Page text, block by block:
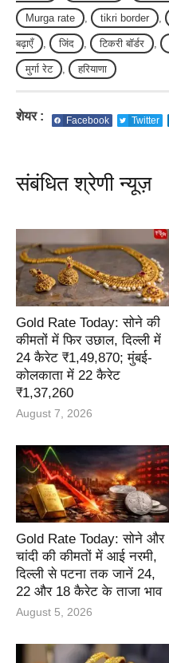
Murga rate , tikri border ,
बढ़ाएँ , जिंद , टिकरी बॉर्डर ,
मुर्गा रेट , हरियाणा
शेयर : Facebook Twitter
संबंधित श्रेणी न्यूज़
Gold Rate Today: सोने की
कीमतों में फिर उछाल, दिल्ली में
24 कैरेट ₹1,49,870; मुंबई-
कोलकाता में 22 कैरेट
₹1,37,260
August 7, 2026
Gold Rate Today: सोने और
चांदी की कीमतों में आई नरमी,
दिल्ली से पटना तक जानें 24,
22 और 18 कैरेट के ताजा भाव
August 5, 2026